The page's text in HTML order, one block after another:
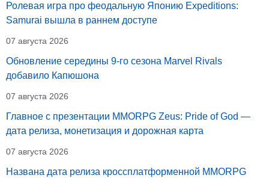
Ролевая игра про феодальную Японию Expeditions:
Samurai вышла в раннем доступе
07 августа 2026
Обновление середины 9-го сезона Marvel Rivals
добавило Капюшона
07 августа 2026
Главное с презентации MMORPG Zeus: Pride of God —
дата релиза, монетизация и дорожная карта
07 августа 2026
Названа дата релиза кроссплатформенной MMORPG